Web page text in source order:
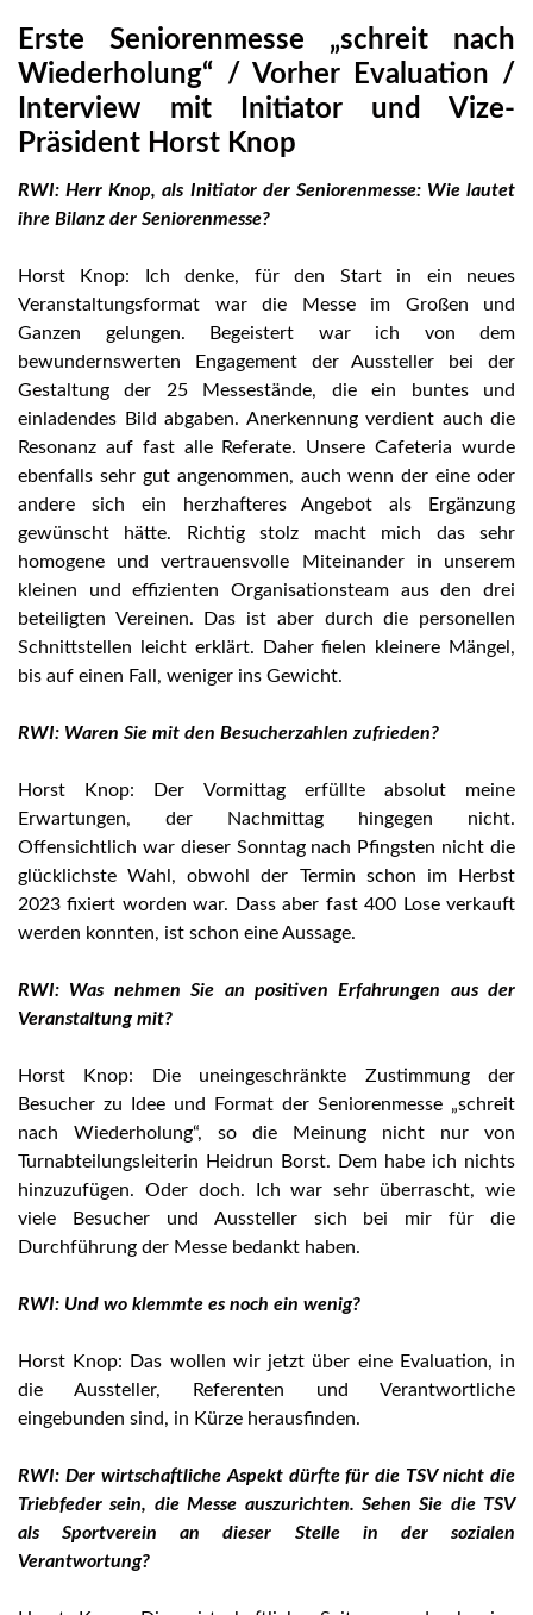
Erste Seniorenmesse „schreit nach
Wiederholung“ / Vorher Evaluation /
Interview mit Initiator und Vize-
Präsident Horst Knop
RWI: Herr Knop, als Initiator der Seniorenmesse: Wie lautet
ihre Bilanz der Seniorenmesse?
Horst Knop: Ich denke, für den Start in ein neues
Veranstaltungsformat war die Messe im Großen und
Ganzen gelungen. Begeistert war ich von dem
bewundernswerten Engagement der Aussteller bei der
Gestaltung der 25 Messestände, die ein buntes und
einladendes Bild abgaben. Anerkennung verdient auch die
Resonanz auf fast alle Referate. Unsere Cafeteria wurde
ebenfalls sehr gut angenommen, auch wenn der eine oder
andere sich ein herzhafteres Angebot als Ergänzung
gewünscht hätte. Richtig stolz macht mich das sehr
homogene und vertrauensvolle Miteinander in unserem
kleinen und effizienten Organisationsteam aus den drei
beteiligten Vereinen. Das ist aber durch die personellen
Schnittstellen leicht erklärt. Daher fielen kleinere Mängel,
bis auf einen Fall, weniger ins Gewicht.
RWI: Waren Sie mit den Besucherzahlen zufrieden?
Horst Knop: Der Vormittag erfüllte absolut meine
Erwartungen, der Nachmittag hingegen nicht.
Offensichtlich war dieser Sonntag nach Pfingsten nicht die
glücklichste Wahl, obwohl der Termin schon im Herbst
2023 fixiert worden war. Dass aber fast 400 Lose verkauft
werden konnten, ist schon eine Aussage.
RWI: Was nehmen Sie an positiven Erfahrungen aus der
Veranstaltung mit?
Horst Knop: Die uneingeschränkte Zustimmung der
Besucher zu Idee und Format der Seniorenmesse „schreit
nach Wiederholung“, so die Meinung nicht nur von
Turnabteilungsleiterin Heidrun Borst. Dem habe ich nichts
hinzuzufügen. Oder doch. Ich war sehr überrascht, wie
viele Besucher und Aussteller sich bei mir für die
Durchführung der Messe bedankt haben.
RWI: Und wo klemmte es noch ein wenig?
Horst Knop: Das wollen wir jetzt über eine Evaluation, in
die Aussteller, Referenten und Verantwortliche
eingebunden sind, in Kürze herausfinden.
RWI: Der wirtschaftliche Aspekt dürfte für die TSV nicht die
Triebfeder sein, die Messe auszurichten. Sehen Sie die TSV
als Sportverein an dieser Stelle in der sozialen
Verantwortung?